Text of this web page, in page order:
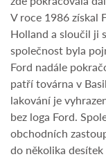
V roce 1986 získal
Holland a sloučil ji
společnost byla
Ford nadále
patří továrna v
lakování je
bez loga Ford.
obchodních
do několika desítek